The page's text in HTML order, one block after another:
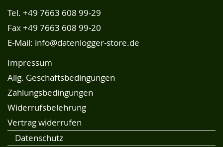
Tel. +49 7663 608 99-29
Fax +49 7663 608 99-20
E-Mail: info@datenlogger-store.de
Impressum
Allg. Geschäftsbedingungen
Zahlungsbedingungen
Widerrufsbelehrung
Vertrag widerrufen
Datenschutz